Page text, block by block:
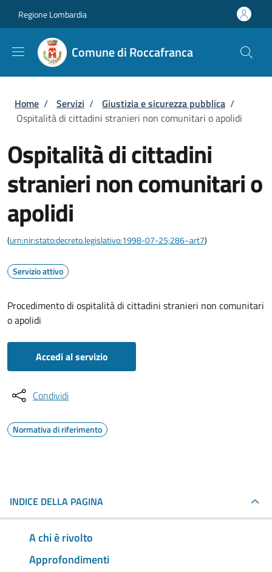
Regione Lombardia
Comune di Roccafranca
Briciole di pane
Home / Servizi / Giustizia e sicurezza pubblica /
Ospitalità di cittadini stranieri non comunitari o apolidi
Ospitalità di cittadini
stranieri non comunitari o
apolidi
(urn:nir:stato:decreto.legislativo:1998-07-25;286~art7)
Servizio attivo
Procedimento di ospitalità di cittadini stranieri non comunitari
o apolidi
Accedi al servizio
Condividi
Normativa di riferimento
INDICE DELLA PAGINA
A chi è rivolto
Approfondimenti